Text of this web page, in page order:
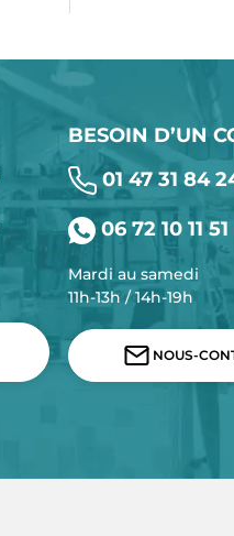
BESOIN D’UN
01 47 31 84
06 72 10 11 51
Mardi au samedi
11h-13h / 14h-19h
NOUS-